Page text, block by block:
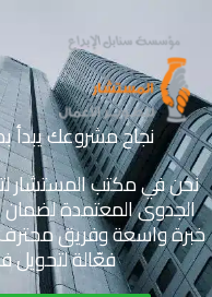
المحتوى
نجاح مشروعك يبدأ
نحن في مكتب المستشار
الجدوى المعتمدة
خبرة واسعة وفريق
فعّالة